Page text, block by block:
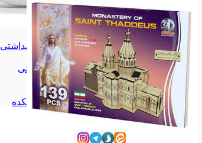
پیکسل پیکسل
آرایشی بهداشتی آرایشی بهداشتی
اقلام آرایشی
اقلام آرایشی
اقلام بهداشتی اقلام بهداشتی
داروی گیاهی داروی گیاهی
آرد و سویق آرد و سویق
همه دسته بندی های سلامتکده